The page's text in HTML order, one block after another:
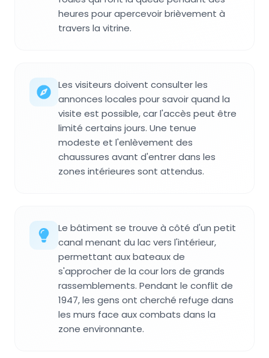
heures pour apercevoir brièvement à
travers la vitrine.
Les visiteurs doivent consulter les
annonces locales pour savoir quand la
visite est possible, car l'accès peut être
limité certains jours. Une tenue
modeste et l'enlèvement des
chaussures avant d'entrer dans les
zones intérieures sont attendus.
Le bâtiment se trouve à côté d'un petit
canal menant du lac vers l'intérieur,
permettant aux bateaux de
s'approcher de la cour lors de grands
rassemblements. Pendant le conflit de
1947, les gens ont cherché refuge dans
les murs face aux combats dans la
zone environnante.